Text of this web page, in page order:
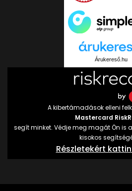
Árukereső.hu
A kibertámadások elleni
Mastercard
segít minket. Védje meg magát Ön is
kisokos
Részletekért